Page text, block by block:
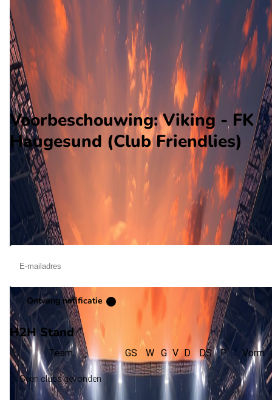
FK Haugesund
Alle wedstrijden
Viking - FK Haugesund
Opstellingen
Voorspelling
Voorbeschouwing
Voorbeschouwing: Viking - FK
Haugesund (Club Friendlies)
Op maart 25 2026 gaat Viking de strijd aan met FK
De wedstrijd wordt afgetrapt om 15:00 en wordt gespeeld in
Club Vriendschappelijk.
Ontvang een notificatie als deze voorbeschouwing beschikbaar is
Ontvang notificatie
H2H Stand
Team GS W G V D DS P Vorm
Geen clubs gevonden